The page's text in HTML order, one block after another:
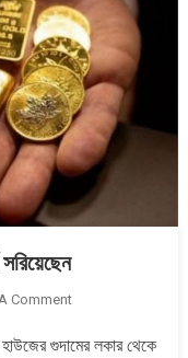
সরিয়েছেন
CommentOn
নয়,
গুদামের লকার থেকে